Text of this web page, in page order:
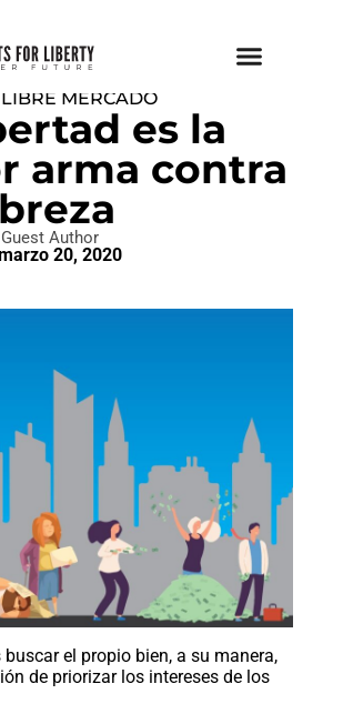
LIBRE
LIBRE MERCADO
es la
arma contra
Author
20, 2020
el propio bien, a su manera,
de priorizar los intereses de los